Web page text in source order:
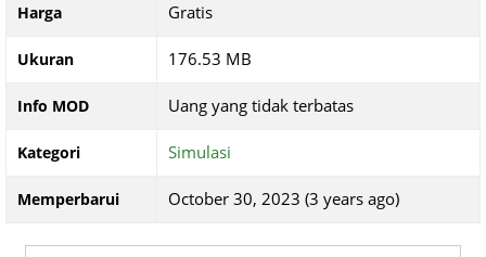
Harga Gratis
Ukuran 176.53 MB
Info MOD Uang yang tidak terbatas
Kategori Simulasi
Memperbarui October 30, 2023 (3 years ago)